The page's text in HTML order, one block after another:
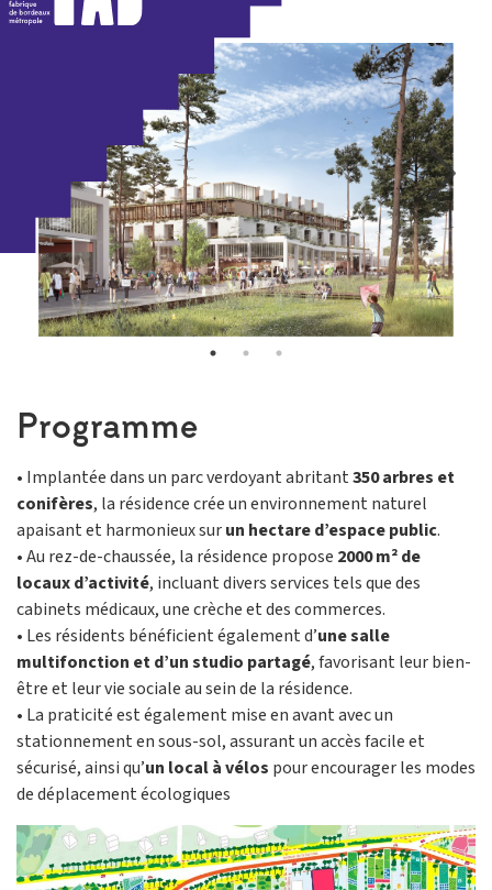
« Retour
Programme
• Implantée dans un parc verdoyant abritant350 arbres et
conifères, la résidence crée un environnement naturel
apaisant et harmonieux surun hectare d’espace public.
• Au rez-de-chaussée, la résidence propose 2000 m² de
locaux d’activité, incluant divers services tels que des
cabinets médicaux, une crèche et des commerces.
• Les résidents bénéficient également d’une salle
multifonction et d’un studio partagé, favorisant leur bien-
être et leur vie sociale au sein de la résidence.
• La praticité est également mise en avant avec un
stationnement en sous-sol, assurant un accès facile et
sécurisé, ainsi qu’un local à vélos pour encourager les modes
de déplacement écologiques